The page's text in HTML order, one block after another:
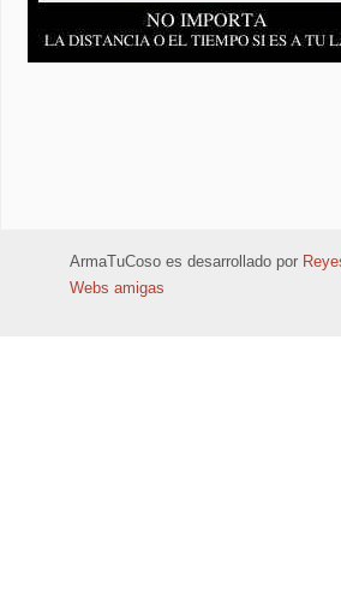
ArmaTuCoso es desarrollado por
Webs amigas